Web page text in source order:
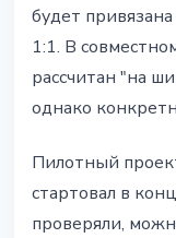
будет
1:1. В
рассчитан "на
однако
Пилотный
стартовал в
проверяли,